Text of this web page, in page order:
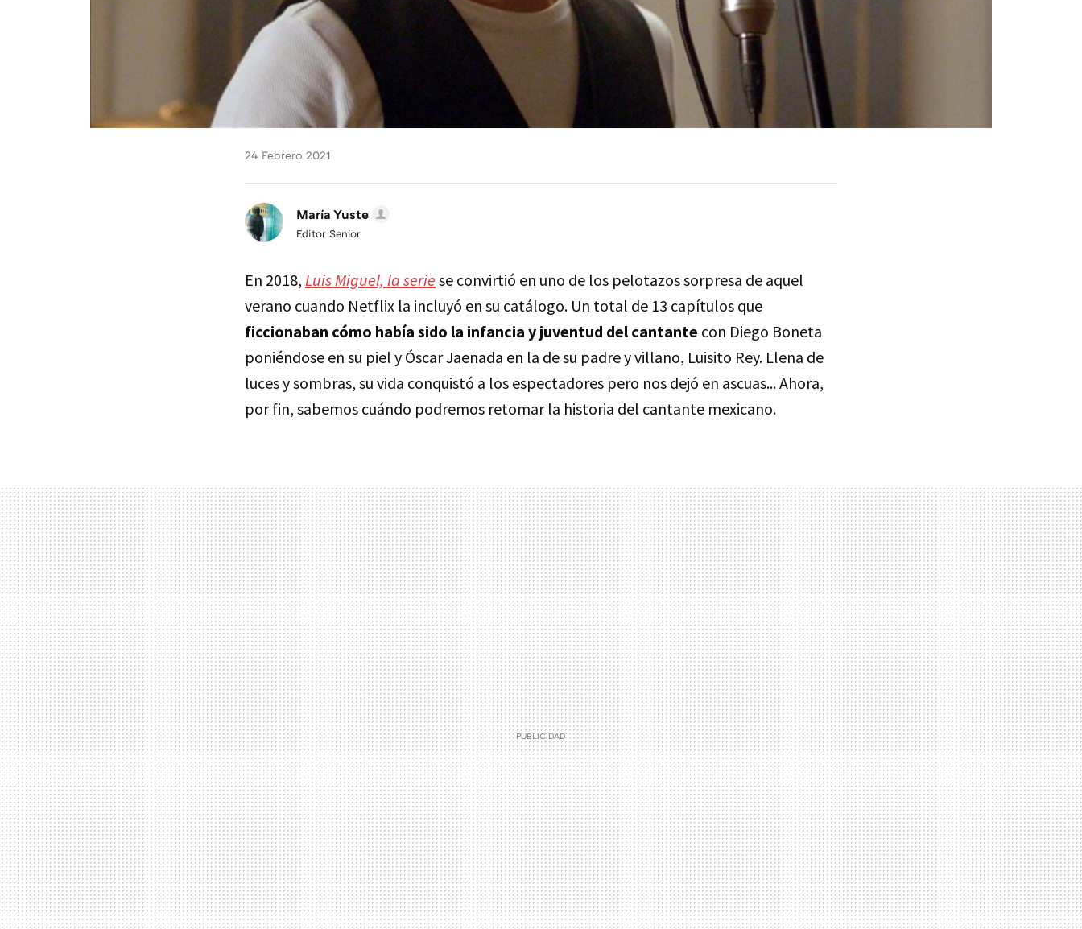
24 Febrero 2021
María Yuste
Editor Senior
En 2018, Luis Miguel, la serie se convirtió en uno de los pelotazos sorpresa de aquel
verano cuando Netflix la incluyó en su catálogo. Un total de 13 capítulos que
ficcionaban cómo había sido la infancia y juventud del cantante con Diego Boneta
poniéndose en su piel y Óscar Jaenada en la de su padre y villano, Luisito Rey. Llena de
luces y sombras, su vida conquistó a los espectadores pero nos dejó en ascuas... Ahora,
por fin, sabemos cuándo podremos retomar la historia del cantante mexicano.